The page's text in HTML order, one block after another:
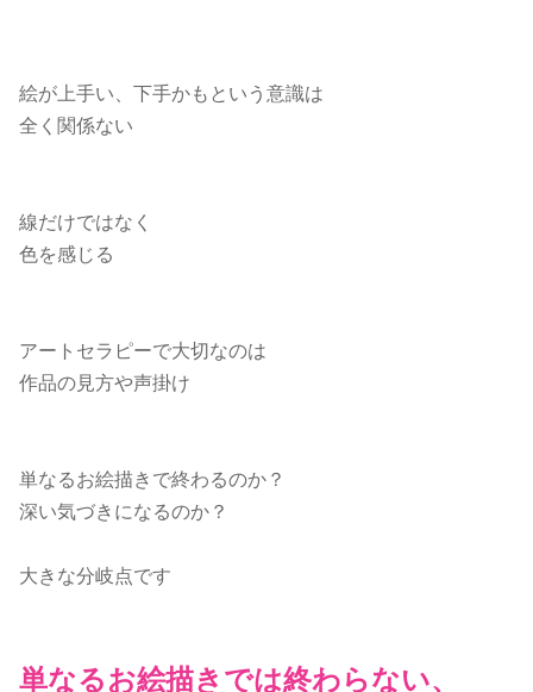
絵が上手い、下手かもという意識は
全く関係ない
線だけではなく
色を感じる
アートセラピーで大切なのは
作品の見方や声掛け
単なるお絵描きで終わるのか？
深い気づきになるのか？
大きな分岐点です
単なるお絵描きでは終わらない、